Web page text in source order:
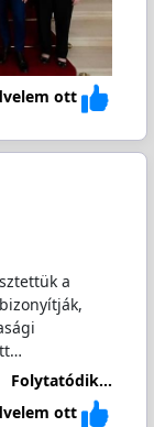
ott
a
Folytatódik...
ott